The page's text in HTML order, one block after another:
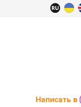
Написать в